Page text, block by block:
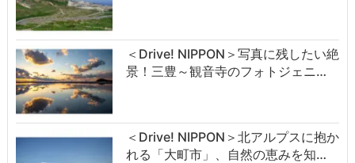
＜Drive! NIPPON＞写真に残したい絶
景！三豊～観音寺のフォトジェニ…
＜Drive! NIPPON＞北アルプスに抱か
れる「大町市」、自然の恵みを知…